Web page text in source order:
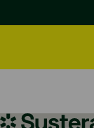
Sustera